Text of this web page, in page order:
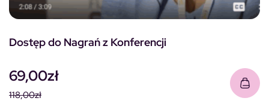
Dostęp do Nagrań z Konferencji
118,00zł
69,00zł